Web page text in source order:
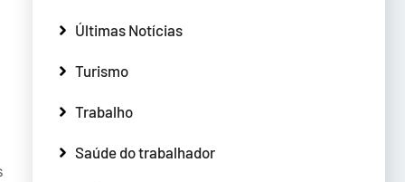
Últimas Notícias
Turismo
Trabalho
Saúde do trabalhador